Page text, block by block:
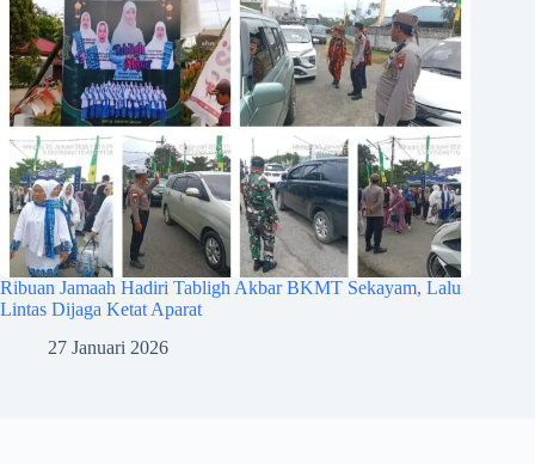
Ribuan Jamaah Hadiri Tabligh Akbar BKMT Sekayam, Lalu
Lintas Dijaga Ketat Aparat
27 Januari 2026